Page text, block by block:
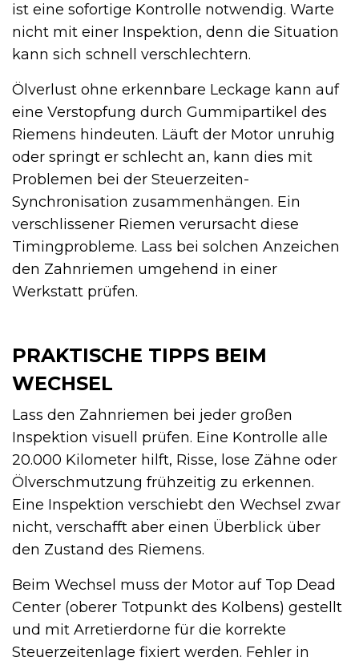
ist eine sofortige Kontrolle notwendig. Warte
nicht mit einer Inspektion, denn die Situation
kann sich schnell verschlechtern.
Ölverlust ohne erkennbare Leckage kann auf
eine Verstopfung durch Gummipartikel des
Riemens hindeuten. Läuft der Motor unruhig
oder springt er schlecht an, kann dies mit
Problemen bei der Steuerzeiten-
Synchronisation zusammenhängen. Ein
verschlissener Riemen verursacht diese
Timingprobleme. Lass bei solchen Anzeichen
den Zahnriemen umgehend in einer
Werkstatt prüfen.
PRAKTISCHE TIPPS BEIM
WECHSEL
Lass den Zahnriemen bei jeder großen
Inspektion visuell prüfen. Eine Kontrolle alle
20.000 Kilometer hilft, Risse, lose Zähne oder
Ölverschmutzung frühzeitig zu erkennen.
Eine Inspektion verschiebt den Wechsel zwar
nicht, verschafft aber einen Überblick über
den Zustand des Riemens.
Beim Wechsel muss der Motor auf Top Dead
Center (oberer Totpunkt des Kolbens) gestellt
und mit Arretierdorne für die korrekte
Steuerzeitenlage fixiert werden. Fehler in